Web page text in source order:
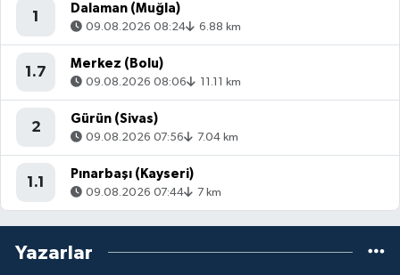
1
Dalaman (Muğla)
09.08.2026 08:24 6.88 km
1.7
Merkez (Bolu)
09.08.2026 08:06 11.11 km
2
Gürün (Sivas)
09.08.2026 07:56 7.04 km
1.1
Pınarbaşı (Kayseri)
09.08.2026 07:44 7 km
Yazarlar